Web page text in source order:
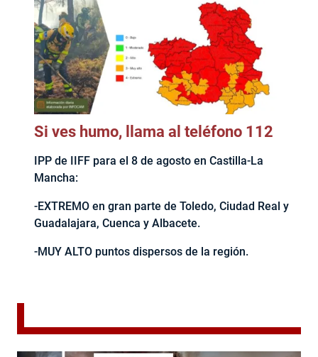
Si ves humo, llama al teléfono 112
IPP de IIFF para el 8 de agosto en Castilla-La
Mancha:
-EXTREMO en gran parte de Toledo, Ciudad Real y
Guadalajara, Cuenca y Albacete.
-MUY ALTO puntos dispersos de la región.